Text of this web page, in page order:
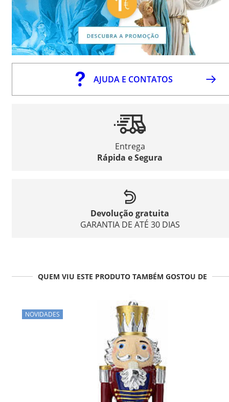
AJUDA E CONTATOS
Entrega
Rápida e Segura
Devolução gratuita
GARANTIA DE ATÉ 30 DIAS
QUEM VIU ESTE PRODUTO TAMBÉM GOSTOU DE
NOVIDADES